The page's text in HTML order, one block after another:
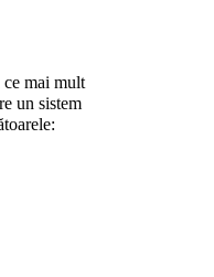
ce mai mult
un sistem